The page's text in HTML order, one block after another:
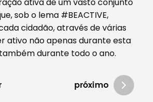
sob o lema #BEACTIVE,
cidadão, através de várias
ativo não apenas durante esta
durante todo o ano.
próximo